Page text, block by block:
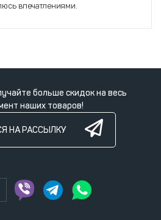
впечатлениями.
больше скидок на весь
наших товаров!
НА РАССЫЛКУ